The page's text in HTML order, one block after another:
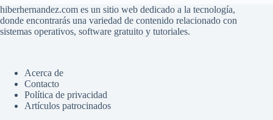
hiberhernandez.com es un sitio web dedicado a la tecnología,
donde encontrarás una variedad de contenido relacionado con
sistemas operativos, software gratuito y tutoriales.
Acerca de
Contacto
Política de privacidad
Artículos patrocinados